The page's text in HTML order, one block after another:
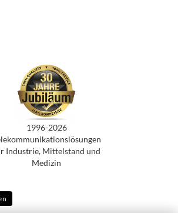
1996-2026
Industrie, Mittelstand und
Medizin